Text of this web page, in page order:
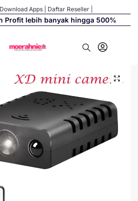
Download Apps Daftar Reseller
lebih banyak hingga 500%